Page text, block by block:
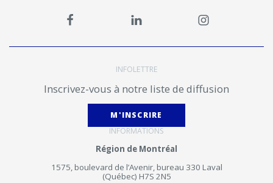
INFOLETTRE
Inscrivez-vous à notre liste de diffusion
M'INSCRIRE
INFORMATIONS
Région de Montréal
1575, boulevard de l’Avenir, bureau 330 Laval
(Québec) H7S 2N5